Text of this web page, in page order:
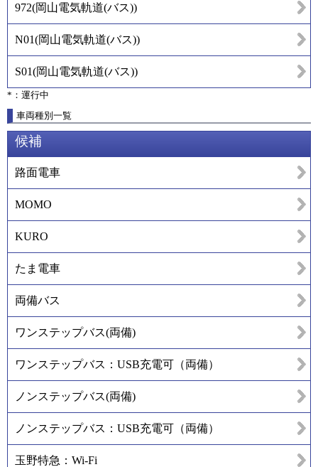
972(岡山電気軌道(バス))
N01(岡山電気軌道(バス))
S01(岡山電気軌道(バス))
*：運行中
車両種別一覧
候補
路面電車
MOMO
KURO
たま電車
両備バス
ワンステップバス(両備)
ワンステップバス：USB充電可（両備）
ノンステップバス(両備)
ノンステップバス：USB充電可（両備）
玉野特急：Wi-Fi